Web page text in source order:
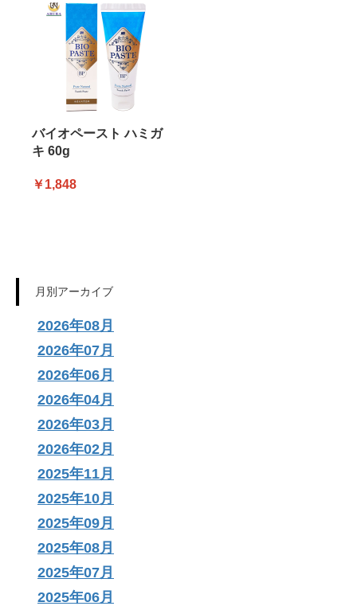
バイオペースト ハミガ
キ 60g
￥1,848
月別アーカイブ
2026年08月
2026年07月
2026年06月
2026年04月
2026年03月
2026年02月
2025年11月
2025年10月
2025年09月
2025年08月
2025年07月
2025年06月